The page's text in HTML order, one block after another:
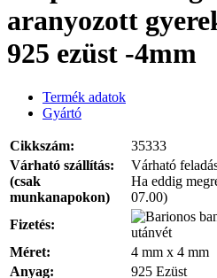
aranyozott
925 ezüst -4mm
Termék adatok
Gyártó
Cikkszám:
35333
Várható szállítás:
(csak
munkanapokon)
Várható
Ha eddig
07.00)
Fizetés:
utánvét
Méret:
4 mm x 4 mm
Anyag:
925 Ezüst